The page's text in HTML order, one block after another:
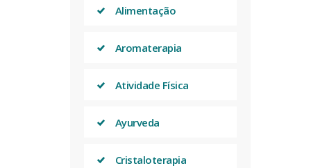
Alimentação
Aromaterapia
Atividade Física
Ayurveda
Cristaloterapia